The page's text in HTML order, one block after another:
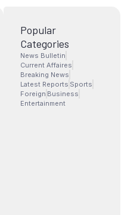
Popular
Categories
News Bulletin
Current Affaires
Breaking News
Latest Reports Sports
Foreign Business
Entertainment